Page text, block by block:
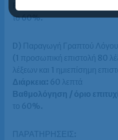
Βαθμολόγηση / όριο
το 60%.
D) Παραγωγή Γραπτού Λόγου
(1 προσωπική επιστολή 80
λέξεων και 1 ημιεπίσημη
Διάρκεια: 60 λεπτά
Βαθμολόγηση / όριο
το 60%.
ΠΑΡΑΤΗΡΗΣΕΙΣ: